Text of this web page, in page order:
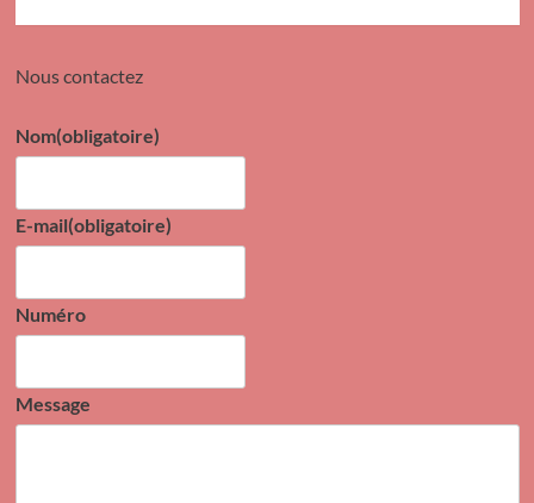
Nous contactez
Nom(obligatoire)
E-mail(obligatoire)
Numéro
Message